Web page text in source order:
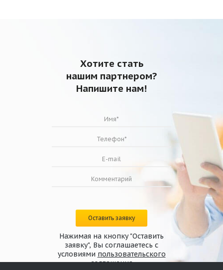
Хотите стать
нашим партнером?
Напишите нам!
Оставить заявку
Нажимая на кнопку "Оставить
заявку", Вы соглашаетесь с
условиями пользовательского
соглашения